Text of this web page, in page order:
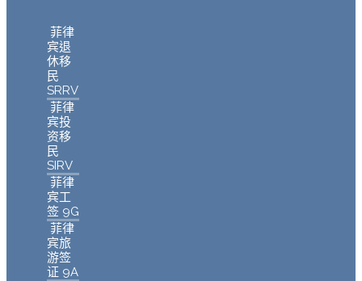
菲律
宾退
休移
民
SRRV
菲律
宾投
资移
民
SIRV
菲律
宾工
签 9G
菲律
宾旅
游签
证 9A